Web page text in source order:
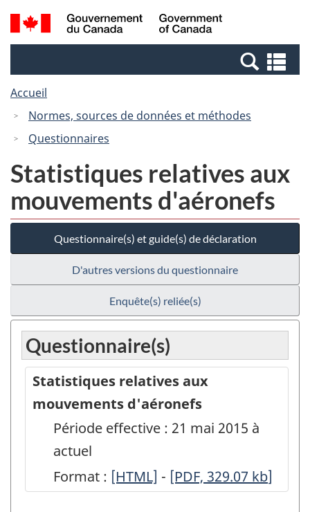
Passer
au
Passer
à
Canada
Recherche
et
et
Accueil
Normes, sources de données et méthodes
Questionnaires
Statistiques relatives aux
mouvements d'aéronefs
Questionnaire(s) et guide(s) de déclaration
D'autres versions du questionnaire
Enquête(s) reliée(s)
Questionnaire(s)
Statistiques relatives aux
mouvements d'aéronefs
Période effective : 21 mai 2015 à
actuel
Format : Statistiques
[HTML] - Statistiques
[PDF, 329.07 kb]